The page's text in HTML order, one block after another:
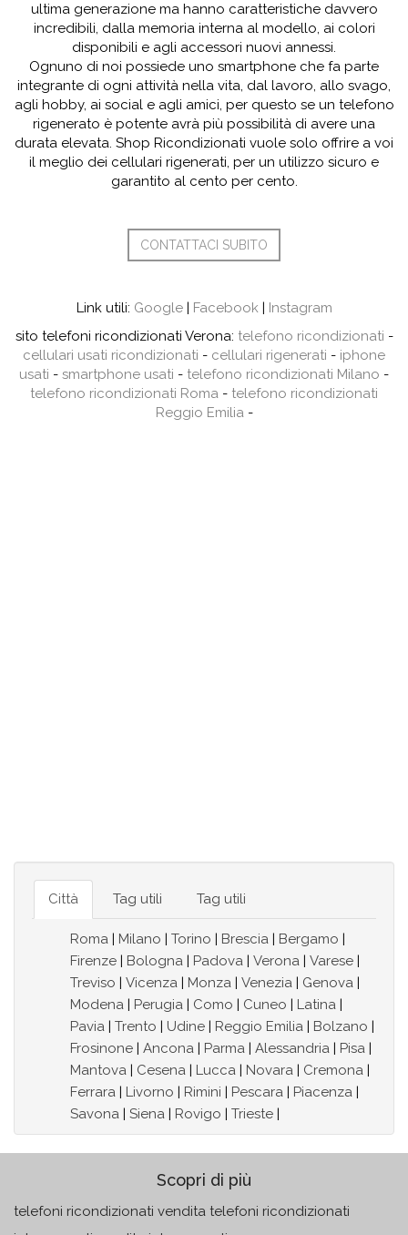
ultima generazione ma hanno caratteristiche davvero
incredibili, dalla memoria interna al modello, ai colori
disponibili e agli accessori nuovi annessi.
Ognuno di noi possiede uno smartphone che fa parte
integrante di ogni attività nella vita, dal lavoro, allo svago,
agli hobby, ai social e agli amici, per questo se un telefono
rigenerato è potente avrà più possibilità di avere una
durata elevata. Shop Ricondizionati vuole solo offrire a voi
il meglio dei cellulari rigenerati, per un utilizzo sicuro e
garantito al cento per cento.
CONTATTACI SUBITO
Link utili: Google| Facebook|
Instagram
sito telefoni ricondizionati Verona: telefono ricondizionati -
cellulari usati ricondizionati - cellulari rigenerati - iphone
usati - smartphone usati - telefono ricondizionati Milano -
telefono ricondizionati Roma - telefono ricondizionati
Reggio Emilia-
Città Tag utili Tag utili
Roma Milano Torino Brescia Bergamo
Firenze
Bologna Padova Verona Varese
Treviso
Vicenza Monza Venezia Genova
Modena
Perugia Como Cuneo Latina
Pavia
Trento Udine Reggio Emilia Bolzano
Frosinone
Ancona Parma Alessandria Pisa
Mantova
Cesena Lucca Novara Cremona
Ferrara
Livorno Rimini Pescara Piacenza
Savona
Siena Rovigo Trieste
Scopri di più
telefoni ricondizionati vendita telefoni ricondizionati